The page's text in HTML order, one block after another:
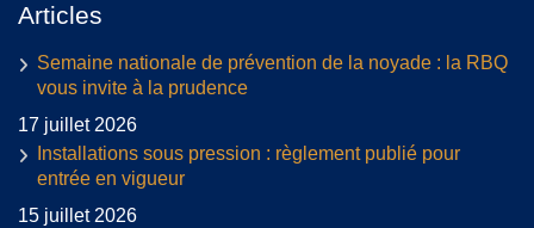
Articles
Semaine nationale de prévention de la noyade : la RBQ
vous invite à la prudence
17 juillet 2026
Installations sous pression : règlement publié pour
entrée en vigueur
15 juillet 2026